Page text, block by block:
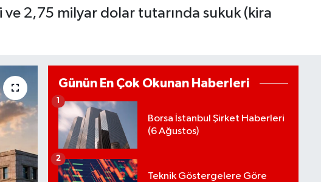
ve 2,75 milyar dolar tutarında sukuk (kira
Günün En Çok Okunan Haberleri
Borsa İstanbul Şirket Haberleri
(6 Ağustos)
1
Teknik Göstergelere Göre
2